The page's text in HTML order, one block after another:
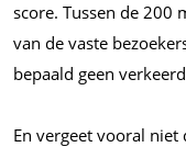
score. Tussen de 200
van de vaste
bepaald geen
En vergeet vooral